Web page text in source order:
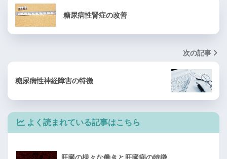
糖尿病性腎症の改善
次の記事
糖尿病性神経障害の特徴
よく読まれている記事はこちら